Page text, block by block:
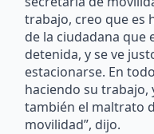
trabajo, creo que es
de la ciudadana que
detenida, y se ve
estacionarse. En
haciendo su trabajo,
también el maltrato
movilidad”, dijo.